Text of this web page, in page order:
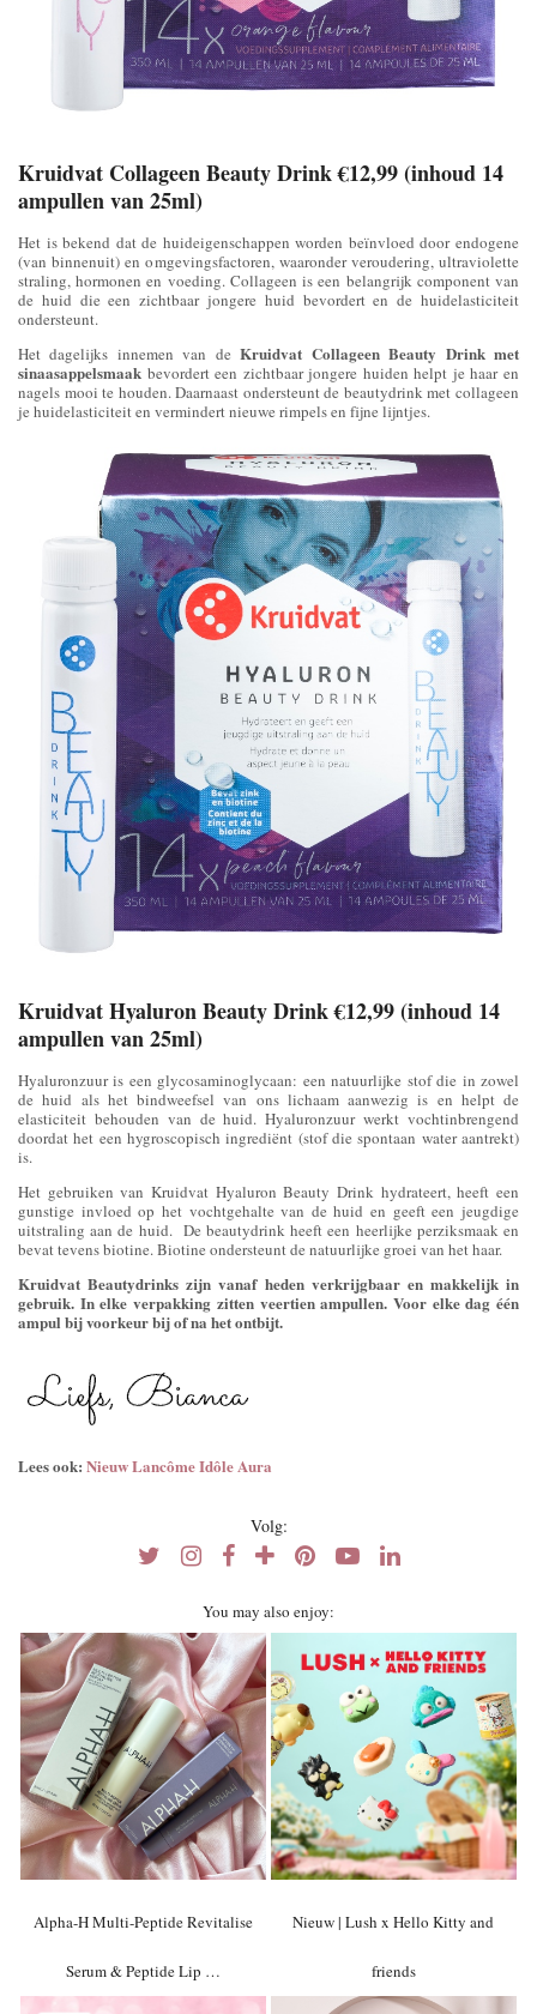
Kruidvat Collageen Beauty Drink €12,99 (inhoud 14
ampullen van 25ml)
Het is bekend dat de huideigenschappen worden beïnvloed door endogene
(van binnenuit) en omgevingsfactoren, waaronder veroudering, ultraviolette
straling, hormonen en voeding. Collageen is een belangrijk component van
de huid die een zichtbaar jongere huid bevordert en de huidelasticiteit
ondersteunt.
Het dagelijks innemen van deKruidvat Collageen Beauty Drink met
sinaasappelsmaak bevordert een zichtbaar jongere huiden helpt je haar en
nagels mooi te houden. Daarnaast ondersteunt de beautydrink met collageen
je huidelasticiteit en vermindert nieuwe rimpels en fijne lijntjes.
Kruidvat Hyaluron Beauty Drink €12,99 (inhoud 14
ampullen van 25ml)
Hyaluronzuur is een glycosaminoglycaan: een natuurlijke stof die in zowel
de huid als het bindweefsel van ons lichaam aanwezig is en helpt de
elasticiteit behouden van de huid. Hyaluronzuur werkt vochtinbrengend
doordat het een hygroscopisch ingrediënt (stof die spontaan water aantrekt)
is.
Het gebruiken van Kruidvat Hyaluron Beauty Drink hydrateert, heeft een
gunstige invloed op het vochtgehalte van de huid en geeft een jeugdige
uitstraling aan de huid. De beautydrink heeft een heerlijke perziksmaak en
bevat tevens biotine. Biotine ondersteunt de natuurlijke groei van het haar.
Kruidvat Beautydrinks zijn vanaf heden verkrijgbaar en makkelijk in
gebruik. In elke verpakking zitten veertien ampullen. Voor elke dag één
ampul bij voorkeur bij of na het ontbijt.
Lees ook: Nieuw Lancôme Idôle Aura
Volg:
You may also enjoy:
Alpha-H Multi-Peptide Revitalise
Serum & Peptide Lip …
Nieuw | Lush x Hello Kitty and
friends